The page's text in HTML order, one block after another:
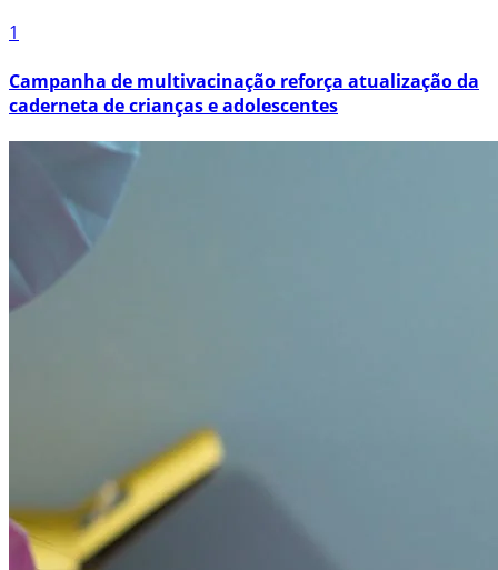
1
Campanha de multivacinação reforça atualização da
caderneta de crianças e adolescentes